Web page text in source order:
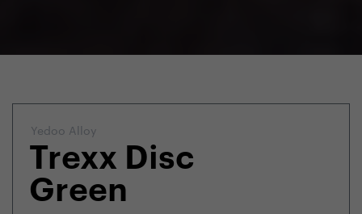
Yedoo Alloy
Trexx Disc
Green